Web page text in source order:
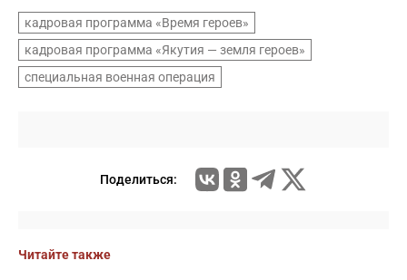
кадровая программа «Время героев»
кадровая программа «Якутия — земля героев»
специальная военная операция
Поделиться:
Читайте также